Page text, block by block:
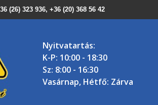
(26) 323 936, +36 (20) 368 56 42
Nyitvatartás:
K-P: 10:00 - 18:30
Sz: 8:00 - 16:30
Vasárnap, Hétfő: Zárva